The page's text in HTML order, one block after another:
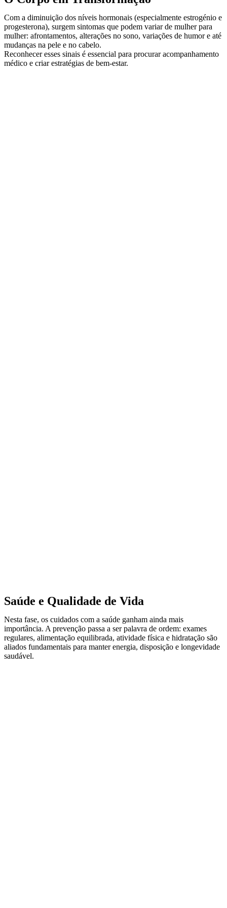
Com a diminuição dos níveis hormonais (especialmente estrogénio e
progesterona), surgem sintomas que podem variar de mulher para
mulher: afrontamentos, alterações no sono, variações de humor e até
mudanças na pele e no cabelo.
Reconhecer esses sinais é essencial para procurar acompanhamento
médico e criar estratégias de bem-estar.
Saúde e Qualidade de Vida
Nesta fase, os cuidados com a saúde ganham ainda mais
importância. A prevenção passa a ser palavra de ordem: exames
regulares, alimentação equilibrada, atividade física e hidratação são
aliados fundamentais para manter energia, disposição e longevidade
saudável.